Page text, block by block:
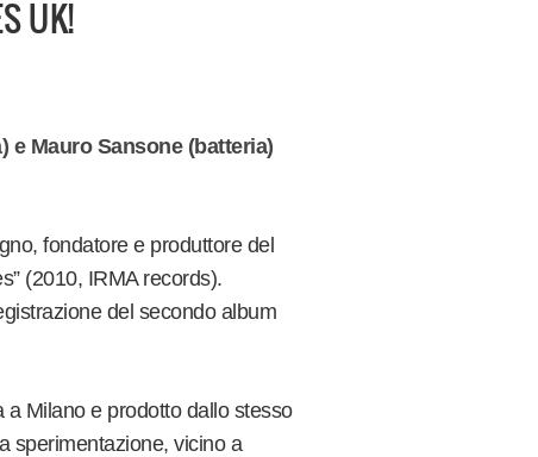
UK!
e Mauro Sansone (batteria)
fondatore e produttore del
(2010, IRMA records).
del secondo album
a Milano e prodotto dallo stesso
sperimentazione, vicino a